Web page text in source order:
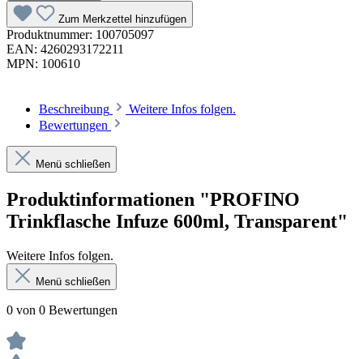
Zum Merkzettel hinzufügen
Produktnummer: 100705097
EAN: 4260293172211
MPN: 100610
Beschreibung
Weitere Infos folgen.
Bewertungen
Menü schließen
Produktinformationen "PROFINO
Trinkflasche Infuze 600ml, Transparent"
Weitere Infos folgen.
Menü schließen
0 von 0 Bewertungen